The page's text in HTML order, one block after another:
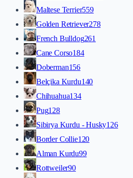
Maltese Terrier559
Golden Retriever278
French Bulldog261
Cane Corso184
Doberman156
Belçika Kurdu140
Chihuahua134
Pug128
Sibirya Kurdu - Husky126
Border Collie120
Alman Kurdu99
Rottweiler90